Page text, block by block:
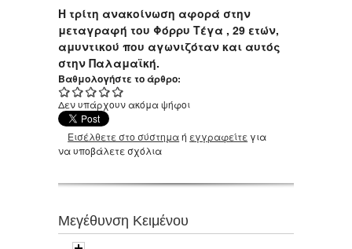
H τρίτη ανακοίνωση αφορά στην
μεταγραφή του Φόρρυ Τέγα , 29 ετών,
αμυντικού που αγωνιζόταν και αυτός
στην Παλαμαϊκή.
Βαθμολογήστε το άρθρο:
Δεν υπάρχουν ακόμα ψήφοι
Εισέλθετε στο σύστημαή εγγραφείτε για
να υποβάλετε σχόλια
Μεγέθυνση Κειμένου